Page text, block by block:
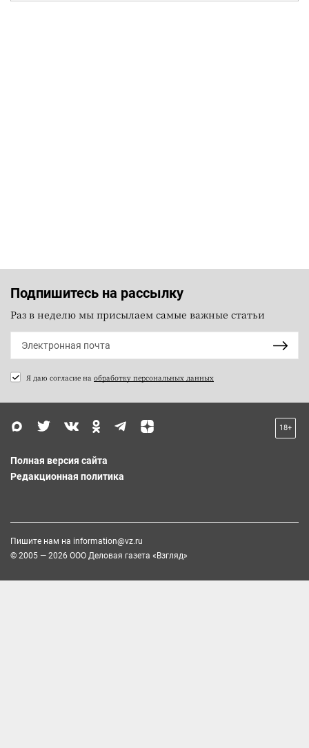
Подпишитесь на рассылку
Раз в неделю мы присылаем самые важные статьи
Я даю согласие на обработку персональных данных
18+
Полная версия сайта
Редакционная политика
Пишите нам на information@vz.ru
© 2005 — 2026 ООО Деловая газета «Взгляд»